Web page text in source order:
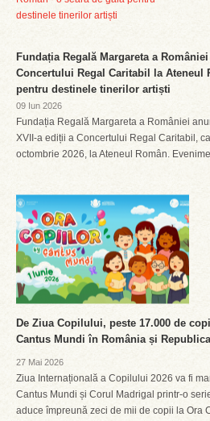
Fundația Regală Margareta a
Concertului Regal Caritabil la Ateneul
pentru destinele tinerilor artiști
09 Iun 2026
Fundația Regală Margareta a României
XVII-a ediții a Concertului Regal Caritabil,
octombrie 2026, la Ateneul Român.
De Ziua Copilului, peste 17.000 de
Cantus Mundi în România și
27 Mai 2026
Ziua Internațională a Copilului 2026 va fi
Cantus Mundi și Corul Madrigal printr-o
aduce împreună zeci de mii de copii la Ora